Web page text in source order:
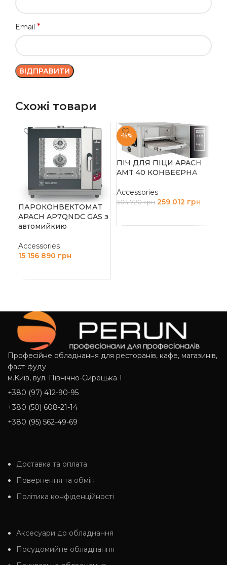
Email *
Схожі товари
ПАРОКОНВЕКТОМАТ
APACH AP7QNDC GAS з
автомийкию
Accessories
15 156 890 грн
-15%
ПІЧ ДЛЯ ПІЦИ APACH
AMT 40 КОНВЕЄРНА
Accessories
304 720грн 259 012 грн
Професійне обладнання для ресторанів, кафе, магазинів,
фаст-фуду
м.Київ, вул. Північно-Сирецька 1
+380 (97) 412-90-95
+380 (50) 608-21-14
+380 (95) 562-49-69
Доставка та оплата
Повернення та обмін
Політика конфіденційності
Аксесуари до обладнання
Посудомийне обладнання